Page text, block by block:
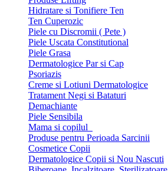
Hidratare si Tonifiere Ten
Ten Cuperozic
Piele cu Discromii ( Pete )
Piele Uscata Constitutional
Piele Grasa
Dermatologice Par si Cap
Psoriazis
Creme si Lotiuni Dermatologice
Tratament Negi si Bataturi
Demachiante
Piele Sensibila
Mama si copilul
Produse pentru Perioada Sarcinii
Cosmetice Copii
Dermatologice Copii si Nou Nascuti